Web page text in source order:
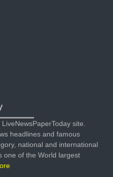
site.
headlines and famous
national and international
one of the World largest